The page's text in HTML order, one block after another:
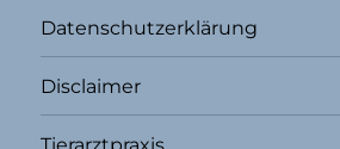
Datenschutzerklärung
Disclaimer